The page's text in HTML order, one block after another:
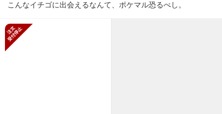
こんなイチゴに出会えるなんて、ポケマル恐るべし。